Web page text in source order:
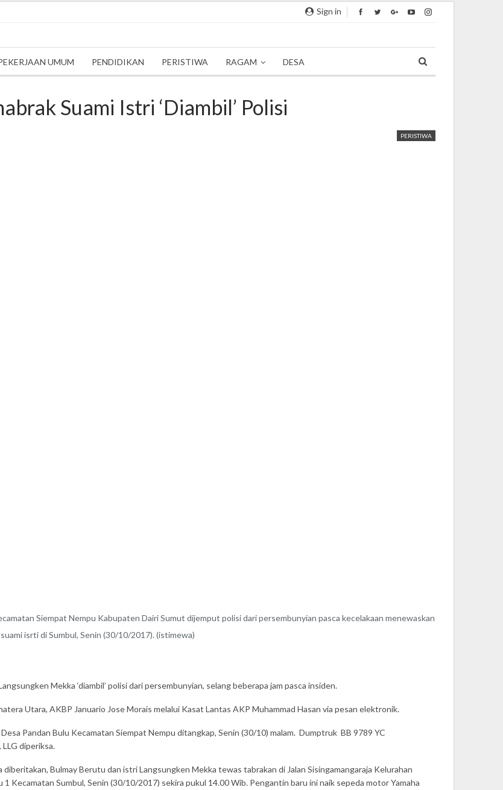
Sign in
UMUM PENDIDIKAN PERISTIWA RAGAM DESA
Suami Istri ‘Diambil’ Polisi
PERISTIWA
Siempat Nempu Kabupaten Dairi Sumut dijemput polisi dari persembunyian pasca kecelakaan menewaskan
suami isrti di Sumbul, Senin (30/10/2017). (istimewa)
Mekka ‘diambil’ polisi dari persembunyian, selang beberapa jam pasca insiden.
Utara, AKBP Januario Jose Morais melalui Kasat Lantas AKP Muhammad Hasan via pesan elektronik.
Pandan Bulu Kecamatan Siempat Nempu ditangkap, Senin (30/10) malam. Dumptruk BB 9789 YC
diperiksa.
diberitakan, Bulmay Berutu dan istri Langsungken Mekka tewas tabrakan di Jalan Sisingamangaraja Kelurahan
1 Kecamatan Sumbul, Senin (30/10/2017) sekira pukul 14.00 Wib. Pengantin baru ini naik sepeda motor Yamaha